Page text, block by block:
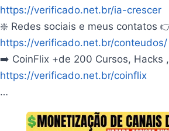
https://verificado.net.br/ia-crescer
❇️ Redes sociais e meus contatos
https://verificado.net.br/conteudos/
➡️ CoinFlix +de 200 Cursos, Hacks
https://verificado.net.br/coinflix
…